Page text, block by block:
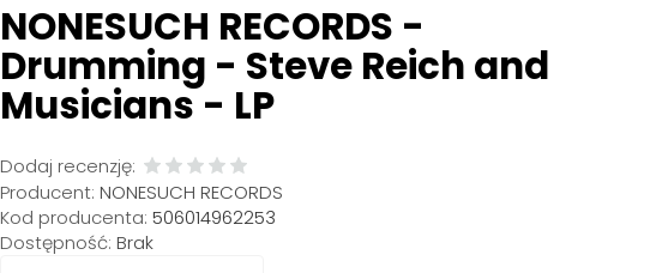
NONESUCH RECORDS -
Drumming - Steve Reich and
Musicians - LP
Dodaj recenzję:
Producent: NONESUCH RECORDS
Kod producenta: 506014962253
Dostępność: Brak